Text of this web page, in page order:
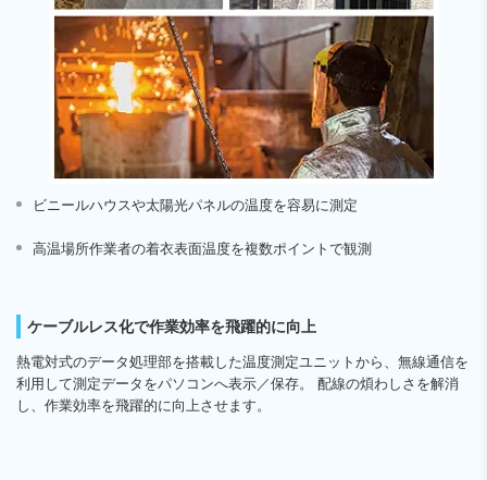
ビニールハウスや太陽光パネルの温度を容易に測定
高温場所作業者の着衣表面温度を複数ポイントで観測
ケーブルレス化で作業効率を飛躍的に向上
熱電対式のデータ処理部を搭載した温度測定ユニットから、無線通信を
利用して測定データをパソコンへ表示／保存。 配線の煩わしさを解消
し、作業効率を飛躍的に向上させます。